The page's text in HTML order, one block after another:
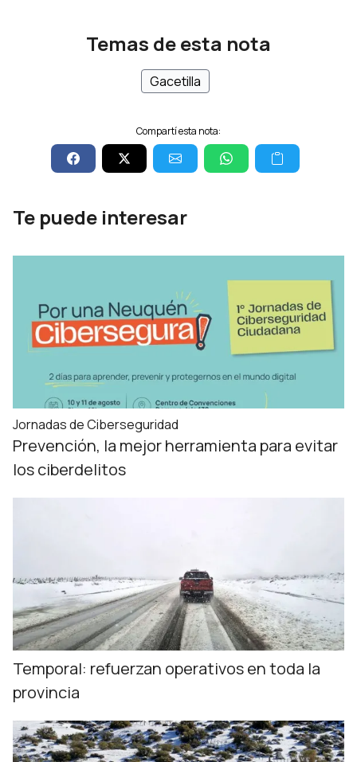
Temas de esta nota
Gacetilla
Compartí esta nota:
Te puede interesar
Jornadas de Ciberseguridad
Prevención, la mejor herramienta para evitar
los ciberdelitos
Temporal: refuerzan operativos en toda la
provincia